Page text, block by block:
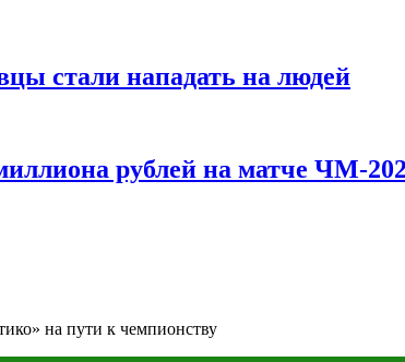
стали нападать на людей
рублей на матче ЧМ-
на пути к чемпионству